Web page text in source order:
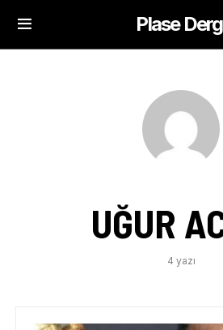
Plase
UĞUR
4 yazı